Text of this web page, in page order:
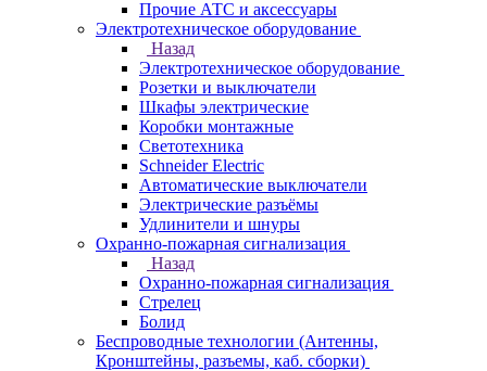
Прочие АТС и аксессуары
Электротехническое оборудование
Назад
Электротехническое оборудование
Розетки и выключатели
Шкафы электрические
Коробки монтажные
Светотехника
Schneider Electric
Автоматические выключатели
Электрические разъёмы
Удлинители и шнуры
Охранно-пожарная сигнализация
Назад
Охранно-пожарная сигнализация
Стрелец
Болид
Беспроводные технологии (Антенны,
Кронштейны, разъемы, каб. сборки)